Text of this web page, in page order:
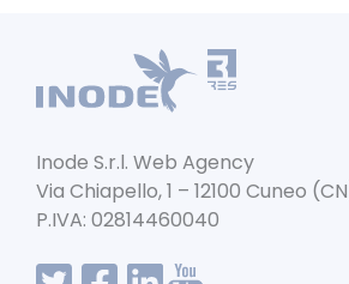
o
o
k
p
p
n
Inode S.r.l. Web Agency
Via Chiapello, 1 – 12100 Cuneo
P.IVA: 02814460040